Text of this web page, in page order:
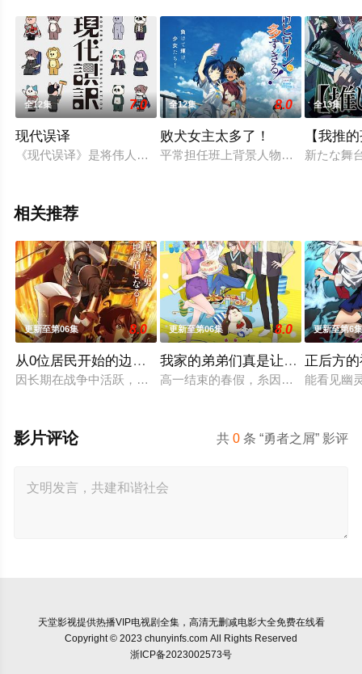
全12集 7.0
现代误译
《现代误译》是将伟人留下的各种名言用“误译”来表现，作为正
全12集 8.0
败犬女主太多了！
平常担任班上背景人物的我──温水
全13集
【我推
新たな舞
相关推荐
更新至第06集 8.0
从0位居民开始的边境领主大人
因长期在战争中活跃，而被称为〝救国英雄〞的男人——迪亚斯
更新至第06集 8.0
我家的弟弟们真是让您费心了
高一结束的春假，糸因为母亲再婚而
更新至第6
正后方
能看见幽
共0 条 “勇者之屑” 影评
影片评论
天堂影视提供热播VIP电视剧全集，高清无删减电影大全免费在线看
Copyright © 2023 chunyinfs.com All Rights Reserved
浙ICP备2023002573号